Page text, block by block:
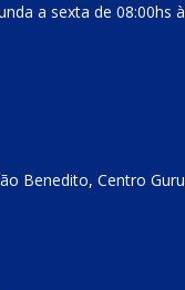
a sexta de 08:00hs
Benedito, Centro